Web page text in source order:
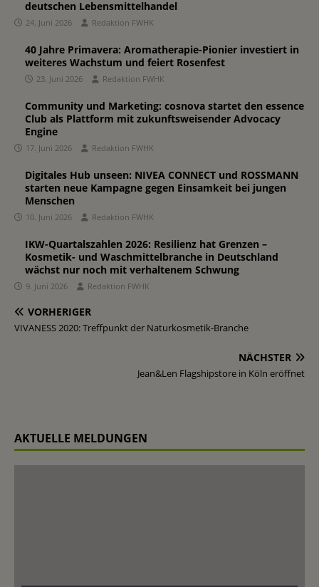
deutschen Lebensmittelhandel
24. Juni 2026 Redaktion FWHK
40 Jahre Primavera: Aromatherapie-Pionier investiert in
weiteres Wachstum und feiert Rosenfest
23. Juni 2026 Redaktion FWHK
Community und Marketing: cosnova startet den essence
Club als Plattform mit zukunftsweisender Advocacy
Engine
17. Juni 2026 Redaktion FWHK
Digitales Hub unseen: NIVEA CONNECT und ROSSMANN
starten neue Kampagne gegen Einsamkeit bei jungen
Menschen
10. Juni 2026 Redaktion FWHK
IKW-Quartalszahlen 2026: Resilienz hat Grenzen –
Kosmetik- und Waschmittelbranche in Deutschland
wächst nur noch mit verhaltenem Schwung
9. Juni 2026 Redaktion FWHK
VORHERIGER
VIVANESS 2020: Treffpunkt der Naturkosmetik-Branche
NÄCHSTER
Jean&Len Flagshipstore in Köln eröffnet
AKTUELLE MELDUNGEN